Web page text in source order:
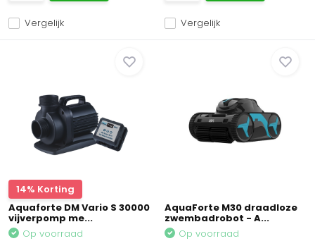
Vergelijk Vergelijk
14% Korting
Aquaforte DM Vario S 30000
vijverpomp me...
Op voorraad
AquaForte M30 draadloze
zwembadrobot - A...
Op voorraad